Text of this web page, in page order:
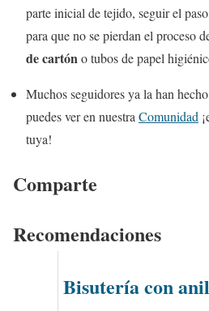
parte inicial de tejido, seguir el
para que no se pierdan el proceso
de cartóno tubos de papel
Muchos seguidores ya la han
puedes ver en nuestra Comunidad
tuya!
Comparte
Recomendaciones
Bisutería con